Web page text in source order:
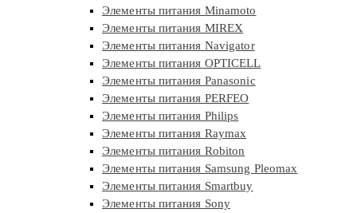
Элементы питания Minamoto
Элементы питания MIREX
Элементы питания Navigator
Элементы питания OPTICELL
Элементы питания Panasonic
Элементы питания PERFEO
Элементы питания Philips
Элементы питания Raymax
Элементы питания Robiton
Элементы питания Samsung Pleomax
Элементы питания Smartbuy
Элементы питания Sony